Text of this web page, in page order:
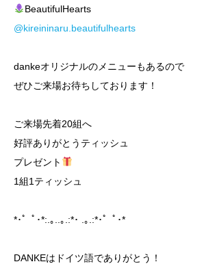
BeautifulHearts
@kireininaru.beautifulhearts
dankeオリジナルのメニューもあるので
ぜひご来場お待ちしております！
ご来場先着20組へ
好評ありがとうティッシュ
プレゼント
1組1ティッシュ
*･゜ﾟ･*:.｡..｡.:*･ .｡.:*･゜ﾟ･*
DANKEはドイツ語でありがとう！